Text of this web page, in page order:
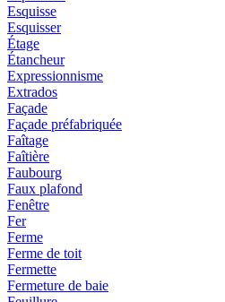
Esquisse
Esquisser
Étage
Étancheur
Expressionnisme
Extrados
Façade
Façade préfabriquée
Faîtage
Faîtière
Faubourg
Faux plafond
Fenêtre
Fer
Ferme
Ferme de toit
Fermette
Fermeture de baie